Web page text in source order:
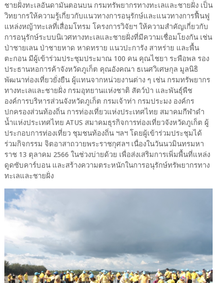
ชายฝั่งทะเลอันดามันตอนบน กรมทรัพยากรทางทะเลและชายฝั่ง เป็น
วิทยากรให้ความรู้เกี่ยวกับแนวทางการอนุรักษ์และแนวทางการฟื้นฟู
แหล่งหญ้าทะเลที่เสื่อมโทรม โครงการวิจัยฯ ให้ความสำคัญเกี่ยวกับ
การอนุรักษ์ระบบนิเวศทางทะเลและชายฝั่งที่มีความเชื่อมโยงกัน เช่น
ป่าชายเลน ป่าชายหาด หาดทราย แนวปะการัง สาหร่าย และพื้น
ตะกอน มีผู้เข้าร่วมประชุมประมาณ 100 คน คุณไชยา ระพือพล รอง
ประธานหอการค้าจังหวัดภูเก็ต คุณอังคณา ธเนศวิเศษกุล มูลนิธิ
พัฒนาท่องเที่ยวยั่งยืน ผู้แทนจากหน่วยงานต่าง ๆ เช่น กรมทรัพยากร
ทางทะเลและชายฝั่ง กรมอุทยานแห่งชาติ สัตว์ป่า และพันธุ์พืช
องค์การบริหารส่วนจังหวัดภูเก็ต กรมเจ้าท่า กรมประมง องค์กร
ปกครองส่วนท้องถิ่น การท่องเที่ยวแห่งประเทศไทย สมาคมกีฬาดำ
น้ำแห่งประเทศไทย ATUS สมาคมธุรกิจการท่องเที่ยวจังหวัดภูเก็ต ผู้
ประกอบการท่องเที่ยว ชุมชนท้องถิ่น ฯลฯ โดยผู้เข้าร่วมประชุมได้
ร่วมกิจกรรม จิตอาสาถวายพระราชกุศลฯ เนื่องในวันนวมินทรมหา
ราช 13 ตุลาคม 2566 ในช่วงบ่ายด้วย เพื่อส่งเสริมการเพิ่มพื้นที่แหล่ง
ดูดซับคาร์บอน และสร้างความตระหนักในการอนุรักษ์ทรัพยากรทาง
ทะเลและชายฝั่ง